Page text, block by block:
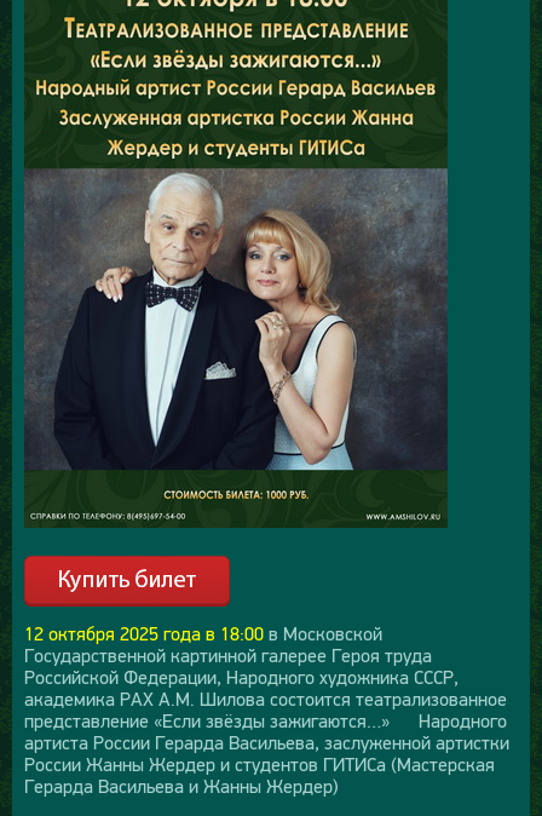
12 октября 2025 года в 18:00 в Московской
Государственной картинной галерее Героя труда
Российской Федерации, Народного художника СССР,
академика РАХ А.М. Шилова состоится театрализованное
представление «Если звёзды зажигаются…» Народного
артиста России Герарда Васильева, заслуженной артистки
России Жанны Жердер и студентов ГИТИСа (Мастерская
Герарда Васильева и Жанны Жердер)